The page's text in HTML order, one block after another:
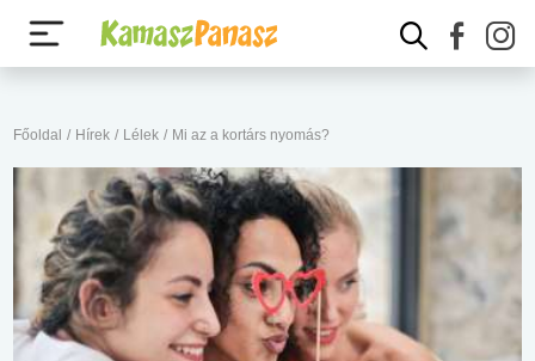
Főoldal / Hírek / Lélek / Mi az a kortárs nyomás?